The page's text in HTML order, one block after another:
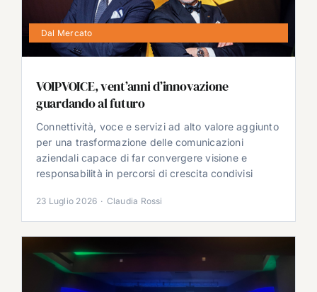
Dal Mercato
VOIPVOICE, vent’anni d’innovazione
guardando al futuro
Connettività, voce e servizi ad alto valore aggiunto
per una trasformazione delle comunicazioni
aziendali capace di far convergere visione e
responsabilità in percorsi di crescita condivisi
23 Luglio 2026 · Claudia Rossi